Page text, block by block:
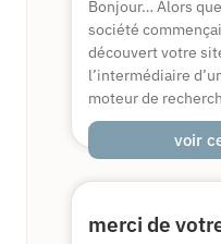
Bonjour… Alors
société
découvert votre
l’intermédiaire
moteur de
voir
merci de